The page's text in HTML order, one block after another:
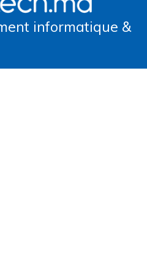
informatique &